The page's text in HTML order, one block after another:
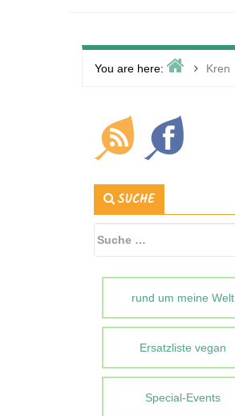
You are here: HomeKren
Primary
Sidebar
SUCHE
Suche
rund um meine Welt
Ersatzliste vegan
Special-Events